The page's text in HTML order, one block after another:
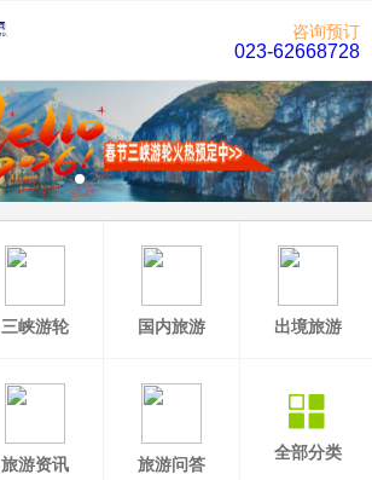
咨询预订
023-62668728
三峡游轮 国内旅游 出境旅游
旅游资讯 旅游问答
全部分类